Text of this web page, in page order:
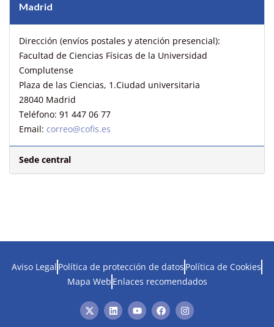
Madrid
Dirección (envíos postales y atención presencial):
Facultad de Ciencias Físicas de la Universidad
Complutense
Plaza de las Ciencias, 1.Ciudad universitaria
28040 Madrid
Teléfono: 91 447 06 77
Email: correo@cofis.es
Sede central
Aviso Legal Política de protección de datos Política de Cookies
Mapa Web Enlaces recomendados